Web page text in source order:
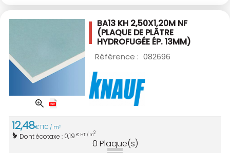
BA13 KH 2,50X1,20M NF
(PLAQUE DE PLÂTRE
HYDROFUGÉE ÉP. 13MM)
Référence : 082696
12,48€TTC / m2
Dont écotaxe : 0,19 € HT / m2
0 Plaque(s)